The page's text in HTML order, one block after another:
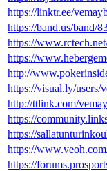
https://linktr.ee/
https://band.us/band/
https://
https://
http://
https://visual.ly/users/
http://ttlink.com/
https://
https://
https://
https://